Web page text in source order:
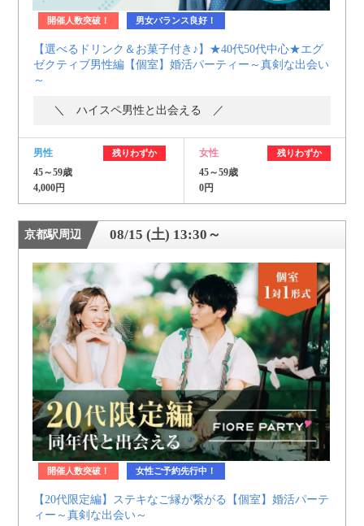
開催人数突破！ 男女バランス良好！
【選べるドリンク＆お菓子付き♪】★40代50代中心★エグ
ゼクティブ男性編【個室】婚活パーティー～真剣な出会い
～
＼ ハイスペ男性と出会える ／
男性 残りわずか
45～59歳
4,000円
女性 残りわずか
45～59歳
0円
京都駅周辺 08/15 (土) 13:30～
開催人数突破！ 女性ご予約先行中！
【20代限定編】ステキなご縁が繋がる【個室】婚活パーテ
ィー～真剣な出会い～